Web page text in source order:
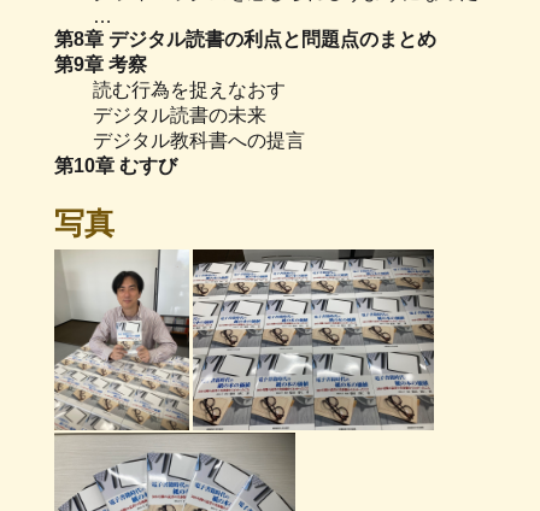
…
第8章 デジタル読書の利点と問題点のまとめ
第9章 考察
読む行為を捉えなおす
デジタル読書の未来
デジタル教科書への提言
第10章 むすび
写真